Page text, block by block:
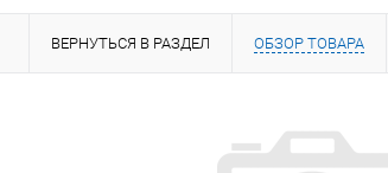
ВЕРНУТЬСЯ В РАЗДЕЛ ОБЗОР ТОВАРА